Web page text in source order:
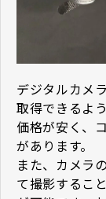
デジタルカメ
取得できるよ
価格が安く、
があります。
また、カメラ
て撮影するこ